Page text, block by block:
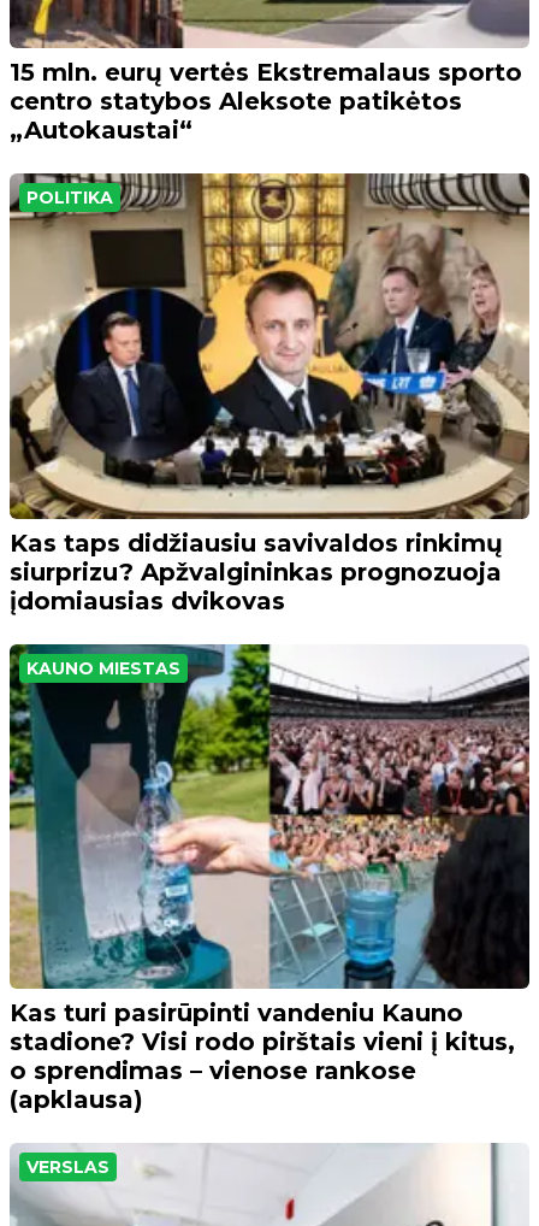
15 mln. eurų vertės Ekstremalaus sporto
centro statybos Aleksote patikėtos
„Autokaustai“
POLITIKA
Kas taps didžiausiu savivaldos rinkimų
siurprizu? Apžvalgininkas prognozuoja
įdomiausias dvikovas
KAUNO MIESTAS
Kas turi pasirūpinti vandeniu Kauno
stadione? Visi rodo pirštais vieni į kitus,
o sprendimas – vienose rankose
(apklausa)
VERSLAS